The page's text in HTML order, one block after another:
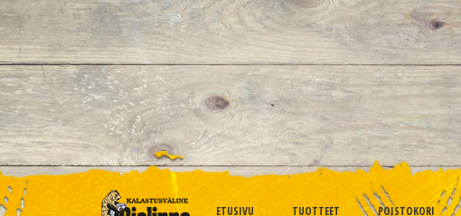
ETUSIVU TUOTTEET POISTOKORI